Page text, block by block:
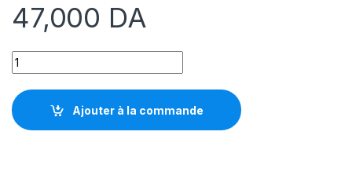
47,000 DA
NZXT H7 Elite RGB Blanc quantity
Ajouter à la commande